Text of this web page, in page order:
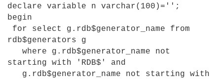
declare variable n varchar(100)='';
begin
for select g.rdb$generator_name from
rdb$generators g
where g.rdb$generator_name not
starting with 'RDB$' and
g.rdb$generator_name not starting with